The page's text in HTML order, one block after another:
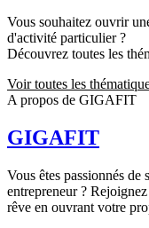
Vous souhaitez ouvrir
d'activité particulier ?
Découvrez toutes les
Voir toutes les
A propos de GIGAFIT
GIGAFIT
Vous êtes passionnés de
entrepreneur ?
rêve en ouvrant votre